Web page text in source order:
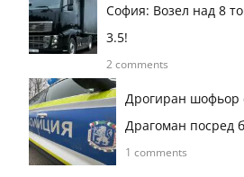
София: Возел над 8
3.5!
2 comments
Дрогиран шофьор
Драгоман посред
1 comments